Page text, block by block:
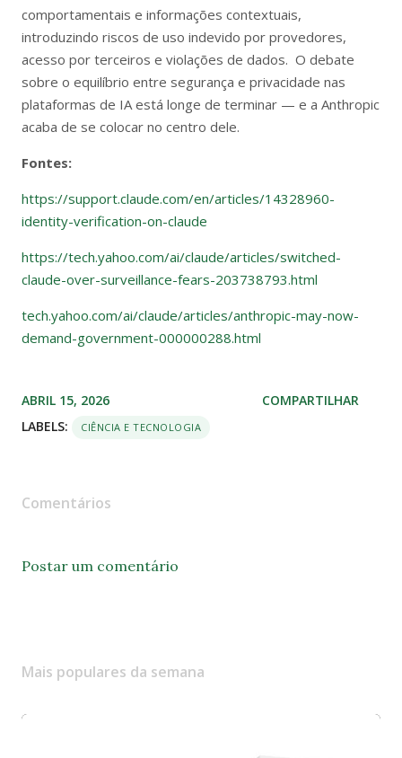
comportamentais e informações contextuais,
introduzindo riscos de uso indevido por provedores,
acesso por terceiros e violações de dados. O debate
sobre o equilíbrio entre segurança e privacidade nas
plataformas de IA está longe de terminar — e a Anthropic
acaba de se colocar no centro dele.
Fontes:
https://support.claude.com/en/articles/14328960-
identity-verification-on-claude
https://tech.yahoo.com/ai/claude/articles/switched-
claude-over-surveillance-fears-203738793.html
tech.yahoo.com/ai/claude/articles/anthropic-may-now-
demand-government-000000288.html
ABRIL 15, 2026
LABELS:
CIÊNCIA E TECNOLOGIA
COMPARTILHAR
Comentários
Postar um comentário
Mais populares da semana